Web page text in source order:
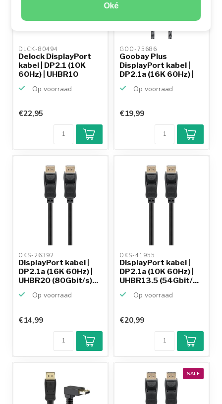
Oké
DLCK-80494
Delock DisplayPort
kabel | DP2.1 (10K
60Hz) | UHBR10
Op voorraad
€22,95
GOO-75686
Goobay Plus
DisplayPort kabel |
DP2.1a (16K 60Hz) |
Op voorraad
€19,99
OKS-26392
DisplayPort kabel |
DP2.1a (16K 60Hz) |
UHBR20 (80Gbit/s)...
Op voorraad
€14,99
OKS-41955
DisplayPort kabel |
DP2.1a (10K 60Hz) |
UHBR13.5 (54Gbit/...
Op voorraad
€20,99
SALE